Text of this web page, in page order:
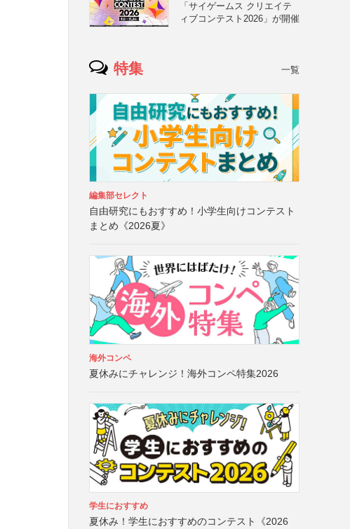
「サイゲームス クリエイテ
ィブコンテスト2026」が開催
特集 一覧
編集部セレクト
自由研究にもおすすめ！小学生向けコンテスト
まとめ《2026夏》
海外コンペ
夏休みにチャレンジ！海外コンペ特集2026
学生におすすめ
夏休み！学生におすすめのコンテスト《2026